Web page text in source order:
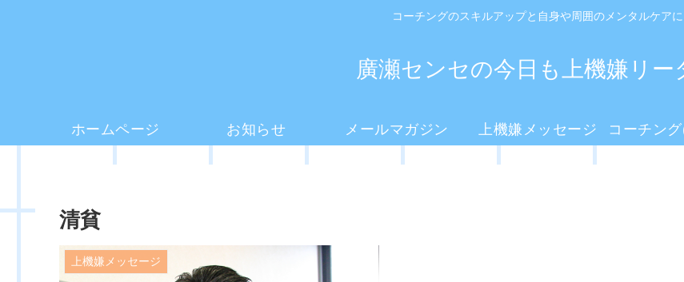
コーチングのスキルアップと自身や周囲のメンタルケアに
廣瀬センセの今日も上機嫌リー
ホームページ お知らせ メールマガジン 上機嫌メッセージ
清貧
上機嫌メッセージ